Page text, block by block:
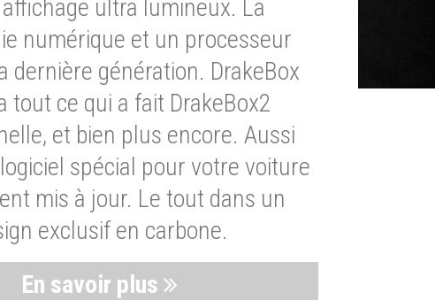
ultra lumineux. La
numérique et un processeur
dernière génération. DrakeBox
tout ce qui a fait DrakeBox2
et bien plus encore. Aussi
spécial pour votre voiture
mis à jour. Le tout dans un
exclusif en carbone.
En savoir plus